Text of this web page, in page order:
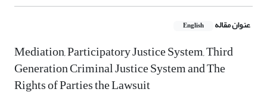
عنوان مقاله English
Mediation, Participatory Justice System, Third
Generation Criminal Justice System and The
Rights of Parties the Lawsuit